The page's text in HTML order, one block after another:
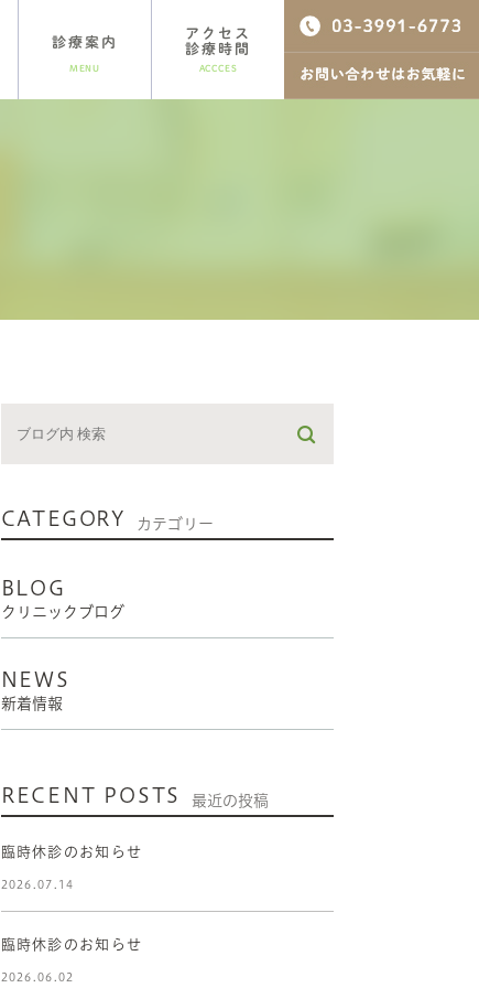
診療案内
MENU
アクセス
診療時間
ACCCES
CATEGORY カテゴリー
BLOG
クリニックブログ
NEWS
新着情報
RECENT POSTS 最近の投稿
臨時休診のお知らせ
2026.07.14
臨時休診のお知らせ
2026.06.02